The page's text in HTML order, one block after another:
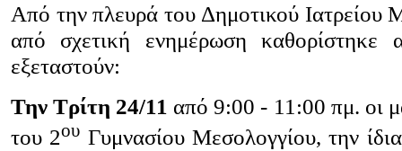
Από την πλευρά του Δημοτικού Ιατρείου
από σχετική ενημέρωση
εξεταστούν:
Την Τρίτη 24/11 από 9:00 - 11:00 πμ. οι
του 2ου Γυμνασίου Μεσολογγίου, την